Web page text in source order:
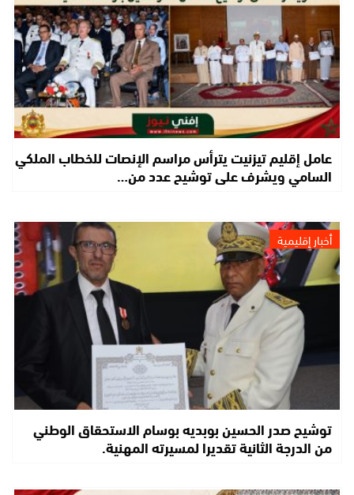
عامل إقليم تيزنيت يترأس مراسم الإنصات للخطاب الملكي
السامي ويشرف على توشيح عدد من…
أخبار إقليمية
توشيح صدر الحسين بوبديه بوسام الاستحقاق الوطني
من الدرجة الثانية تقديرا لمسيرته المهنية.